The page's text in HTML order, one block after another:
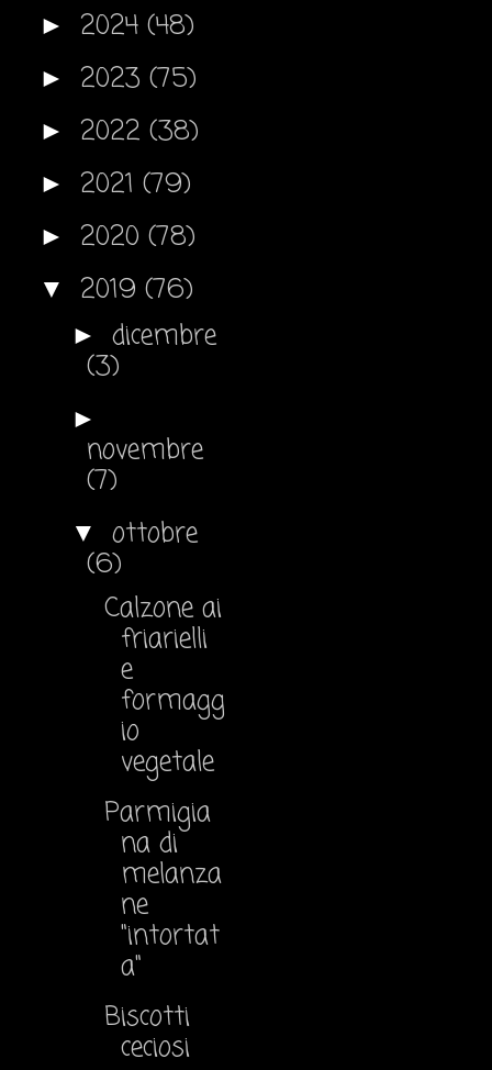
► 2024 (48)
► 2023 (75)
► 2022 (38)
► 2021 (79)
► 2020 (78)
▼ 2019 (76)
► dicembre
(3)
►
novembre
(7)
▼ ottobre
(6)
Calzone ai
friarielli
e
formagg
io
vegetale
Parmigia
na di
melanza
ne
"intortat
a"
Biscotti
ceciosi